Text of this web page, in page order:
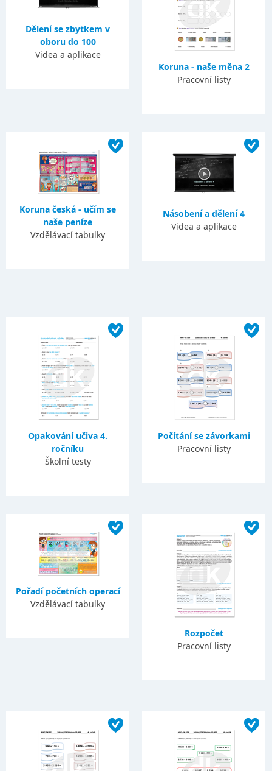
Dělení se zbytkem v
oboru do 100
Videa a aplikace
Koruna - naše měna 2
Pracovní listy
Koruna česká - učím se
naše peníze
Vzdělávací tabulky
Násobení a dělení 4
Videa a aplikace
Opakování učiva 4.
ročníku
Školní testy
Počítání se závorkami
Pracovní listy
Pořadí početních operací
Vzdělávací tabulky
Rozpočet
Pracovní listy